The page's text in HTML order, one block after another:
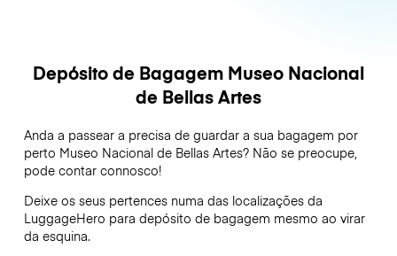
Depósito de Bagagem Museo Nacional
de Bellas Artes
Anda a passear a precisa de guardar a sua bagagem por
perto Museo Nacional de Bellas Artes? Não se preocupe,
pode contar connosco!
Deixe os seus pertences numa das localizações da
LuggageHero para depósito de bagagem mesmo ao virar
da esquina.